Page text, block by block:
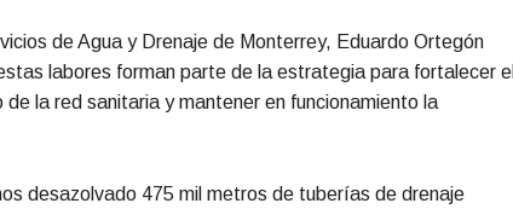
de Agua y Drenaje de Monterrey, Eduardo Ortegón
labores forman parte de la estrategia para fortalecer el
la red sanitaria y mantener en funcionamiento la
desazolvado 475 mil metros de tuberías de drenaje